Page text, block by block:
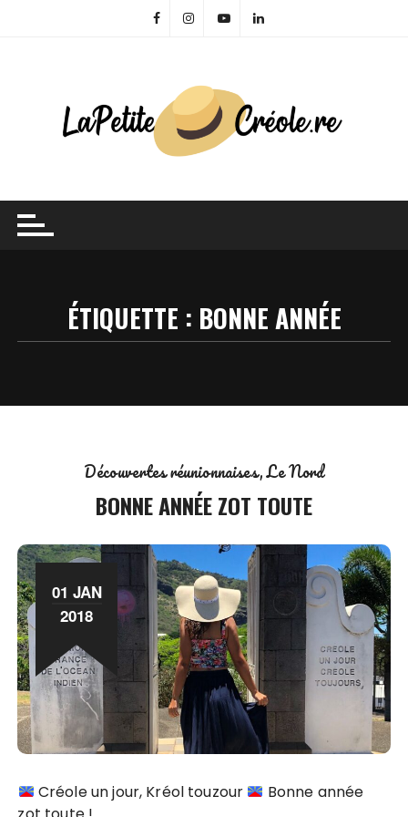
ÉTIQUETTE : BONNE ANNÉE
Découvertes réunionnaises Le Nord
BONNE ANNÉE ZOT TOUTE
01 JAN
2018
Créole un jour, Kréol touzour
Bonne année